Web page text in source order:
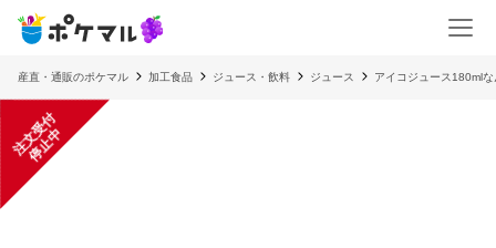
産直・通販のポケマル 加工食品 ジュース・飲料 ジュース アイコジュース180ml
注
文
受
付
停
止
中